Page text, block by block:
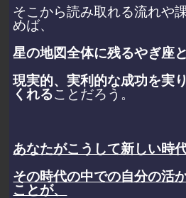
そこから読み取れる流れや
めば、
星の地図全体に残るやぎ座
現実的、実利的な成功を実
くれることだろう。
あなたがこうして新しい時
その時代の中での自分の活
ことが、